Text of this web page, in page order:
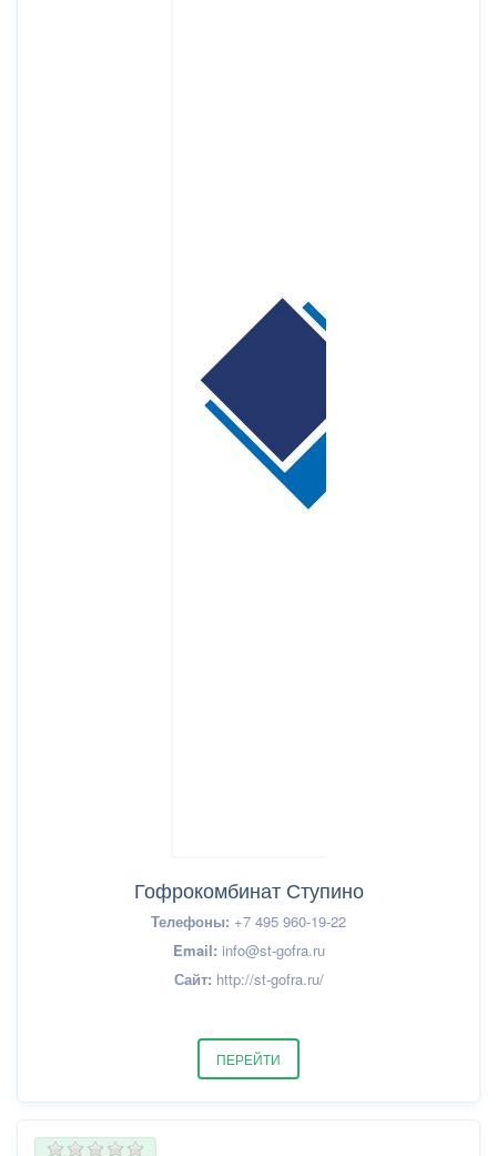
Гофрокомбинат Ступино
Телефоны: +7 495 960-19-22
Email: info@st-gofra.ru
Сайт: http://st-gofra.ru/
ПЕРЕЙТИ